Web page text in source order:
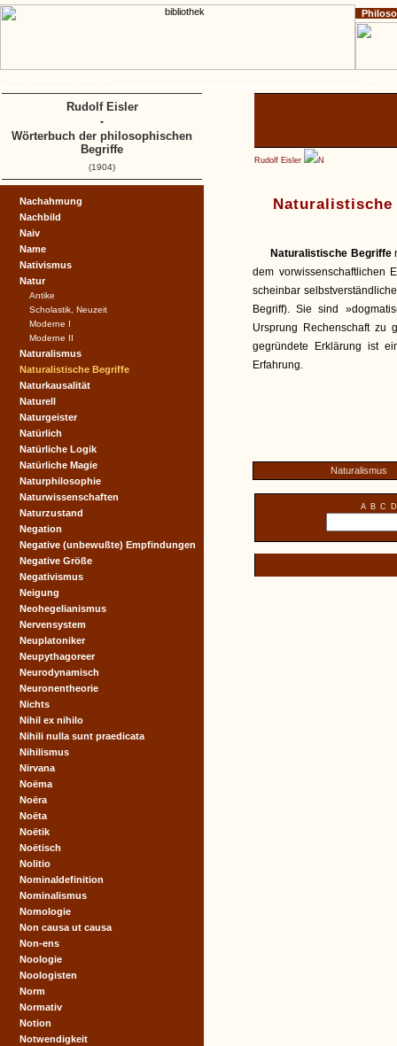
Rudolf Eisler N
Naturalistische Begriffe
dem vorwissenschaftlichen
scheinbar
Begriff). Sie sind
Ursprung Rechenschaft
gegründete Erklärung ist
Erfahrung.
Naturalismus
A B C D
Nachahmung
Nachbild
Naiv
Name
Nativismus
Natur
Antike
Scholastik, Neuzeit
Moderne I
Moderne II
Naturalismus
Naturalistische Begriffe
Naturkausalität
Naturell
Naturgeister
Natürlich
Natürliche Logik
Natürliche Magie
Naturphilosophie
Naturwissenschaften
Naturzustand
Negation
Negative (unbewußte) Empfindungen
Negative Größe
Negativismus
Neigung
Neohegelianismus
Nervensystem
Neuplatoniker
Neupythagoreer
Neurodynamisch
Neuronentheorie
Nichts
Nihil ex nihilo
Nihili nulla sunt praedicata
Nihilismus
Nirvana
Noëma
Noëra
Noëta
Noëtik
Noëtisch
Nolitio
Nominaldefinition
Nominalismus
Nomologie
Non causa ut causa
Non-ens
Noologie
Noologisten
Norm
Normativ
Notion
Notwendigkeit
Rudolf Eisler
-
Wörterbuch der philosophischen
Begriffe
(1904)